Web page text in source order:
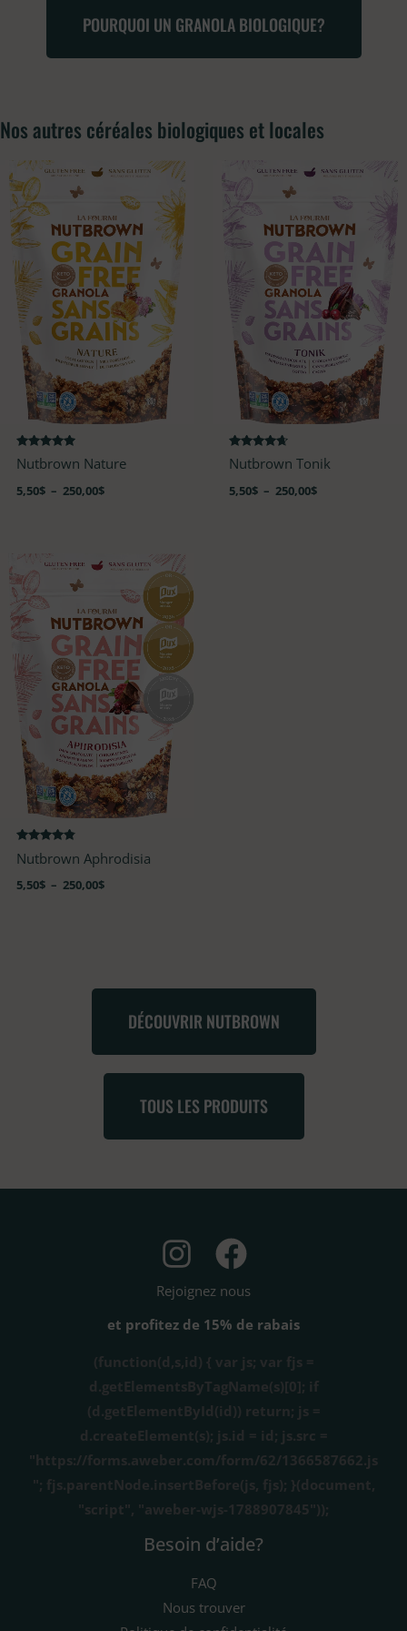
POURQUOI UN GRANOLA BIOLOGIQUE?
Nos autres céréales biologiques et locales
Note
4.86
Nutbrown Nature
5,50$ – 250,00$
Plage
de
prix :
5,50$
à
250,00$
Note
4.59
Nutbrown Tonik
5,50$ – 250,00$
Plage
de
prix :
5,50$
à
250,00$
Note
4.68
Nutbrown Aphrodisia
5,50$ – 250,00$
Plage
de
prix :
5,50$
à
250,00$
DÉCOUVRIR NUTBROWN
TOUS LES PRODUITS
Rejoignez nous
et profitez de 15% de rabais
(function(d,s,id) { var js; var fjs =
d.getElementsByTagName(s)[0]; if
(d.getElementById(id)) return; js =
d.createElement(s); js.id = id; js.src =
"https://forms.aweber.com/form/62/1366587662.js
"; fjs.parentNode.insertBefore(js, fjs); }(document,
"script", "aweber-wjs-1788907845"));
Besoin d’aide?
FAQ
Nous trouver